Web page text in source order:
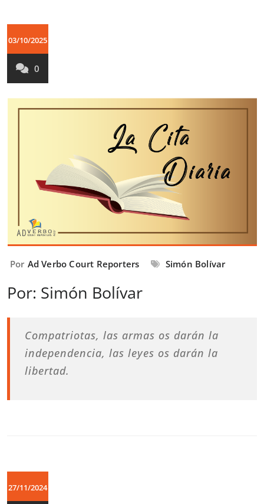
03/10/2025
0
Por Ad Verbo Court Reporters Simón Bolívar
Por: Simón Bolívar
Compatriotas, las armas os darán la
independencia, las leyes os darán la
libertad.
27/11/2024